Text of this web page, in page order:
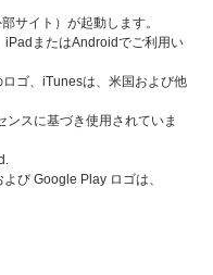
サイト）が起動します。
iPadまたはAndroidでご利用い
ゴ、iTunesは、米国および他
ンスに基づき使用されていま
び Google Play ロゴは、